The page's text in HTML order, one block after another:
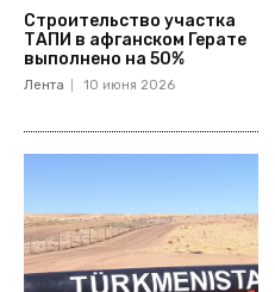
Строительство участка
ТАПИ в афганском Герате
выполнено на 50%
Лента 10 июня 2026